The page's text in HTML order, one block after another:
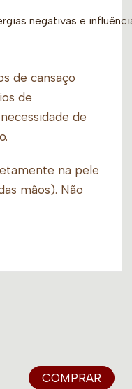
negativas e
de cansaço
de
de
na pele
mãos). Não
COMPRAR